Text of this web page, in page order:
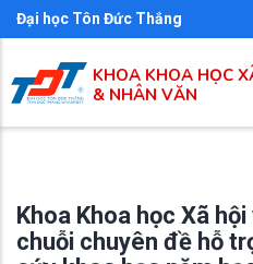
Nhảy
đến
nội
dung
Đại học Tôn Đức Thắng
KHOA KHOA HỌC
& NHÂN VĂN
Khoa Khoa học Xã
chuỗi chuyên đề hỗ